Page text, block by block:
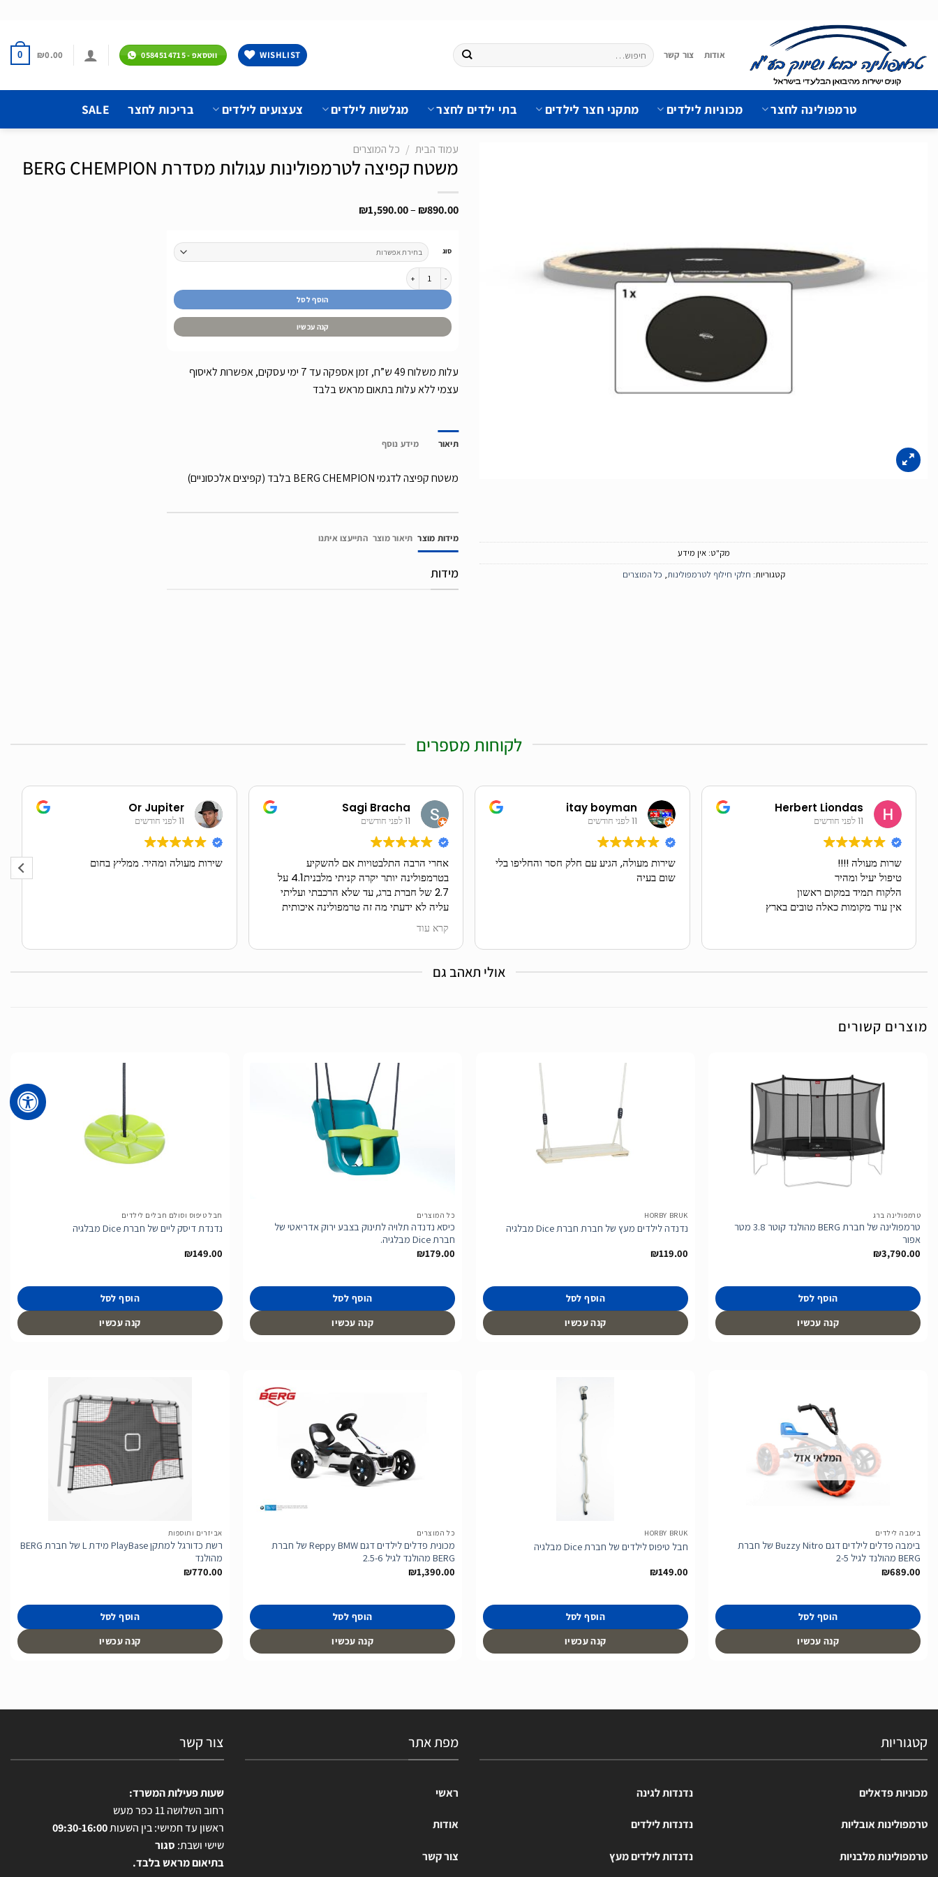
content
אודות צור קשר
חיפוש
עבור:
WISHLIST ווטסאפ - 0584514715 ₪0.00
0
טרמפולינה לחצר מכוניות לילדים מתקני חצר לילדים בתי ילדים לחצר מגלשות לילדים צעצועים לילדים בריכות לחצר SALE
מק"ט:אין מידע
קטגוריות: חלקי חילוף לטרמפולינות, כל המוצרים
עמוד הבית / כל המוצרים
משטח קפיצה לטרמפולינות עגולות מסדרת BERG CHEMPION
₪890.00
–
₪1,590.00
עד
סוג
כמות של משטח קפיצה לטרמפולינות עגולות מסדרת BERG CHEMPION
הוסף לסל
קנה עכשיו
עלות משלוח 49 ש”ח, זמן אספקה עד 7 ימי עסקים, אפשרות לאיסוף
עצמי ללא עלות בתאום מראש בלבד
תיאור מידע נוסף
משטח קפיצה לדגמי BERG CHEMPION בלבד (קפיצים אלכסוניים)
מידות מוצר תיאור מוצר התייעצו איתנו
מידות
לקוחות מספרים
Or Jupiter
11 לפני חודשים
שירות מעולה ומהיר. ממליץ בחום
Sagi Bracha
11 לפני חודשים
אחרי הרבה התלבטויות אם להשקיע
בטרמפולינה יותר יקרה קניתי מלבנית4.1 על
2.7 של חברת ברג, עד שלא הרכבתי ועליתי
עליה לא ידעתי מה זה טרמפולינה איכותית
מהקפיצה עליה, איכות החומרים והגימור..
יציבה מאד
מומלץ בחום!
קרא עוד
itay boyman
11 לפני חודשים
שירות מעולה, הגיע עם חלק חסר והחליפו בלי
שום בעיה
Herbert Liondas
11 לפני חודשים
שרות מעולה !!!!
טיפול יעיל ומהיר
הלקוח תמיד במקום ראשון
אין עוד מקומות כאלה טובים בארץ
אולי תאהב גם
מוצרים קשורים
טרמפולינה ברג
טרמפולינה של חברת BERG מהולנד קוטר 3.8 מטר
אפור
₪3,790.00
הוסף לסל
קנה עכשיו
HORBY BRUK
נדנדה לילדים מעץ של חברת חברת Dice מבלגיה
₪119.00
הוסף לסל
קנה עכשיו
כל המוצרים
כיסא נדנדה תלויה לתינוק בצבע ירוק אדריאטי של
חברת Dice מבלגיה.
₪179.00
הוסף לסל
קנה עכשיו
הוסף
חבל טיפוס וסולם חבלים לילדים
נדנדת דיסק ליים של חברת Dice מבלגיה
₪149.00
הוסף לסל
קנה עכשיו
המלאי אזל
בימבה לילדים
בימבה פדלים לילדים דגם Buzzy Nitro של חברת
BERG מהולנד לגיל 2-5
₪689.00
הוסף לסל
קנה עכשיו
HORBY BRUK
חבל טיפוס לילדים של חברת Dice מבלגיה
₪149.00
הוסף לסל
קנה עכשיו
כל המוצרים
מכונית פדלים לילדים דגם Reppy BMW של חברת
BERG מהולנד לגיל 2.5-6
₪1,390.00
הוסף לסל
קנה עכשיו
אביזרים ותוספות
רשת כדורגל למתקן PlayBase מידת L של חברת BERG
מהולנד
₪770.00
הוסף לסל
קנה עכשיו
קטגוריות
מכוניות פדאלים
טרמפולינות אובליות
טרמפולינות מלבניות
נדנדות לגינה
נדנדות לילדים
נדנדות לילדים מעץ
מפת אתר
ראשי
אודות
צור קשר
צור קשר
שעות פעילות המשרד:
רחוב השלושה 11 כפר מעש
ראשון עד חמישי: בין השעות09:30-16:00
שישי ושבת: סגור
בתיאום מראש בלבד.